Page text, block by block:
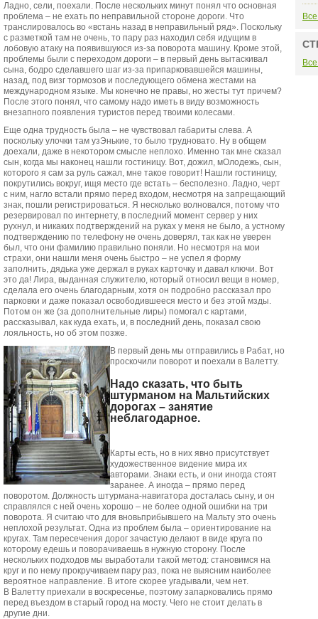
Ладно, сели, поехали. После нескольких минут понял что основная
проблема – не ехать по неправильной стороне дороги. Что
транслировалось во «встань назад в неправильный ряд». Поскольку
с разметкой там не очень, то пару раз находил себя идущим в
лобовую атаку на появившуюся из-за поворота машину. Кроме этой,
проблемы были с переходом дороги – в первый день вытаскивал
сына, бодро сделавшего шаг из-за припарковавшейся машины,
назад, под визг тормозов и последующего обмена жестами на
международном языке. Мы конечно не правы, но жесты тут причем?
После этого понял, что самому надо иметь в виду возможность
внезапного появления туристов перед твоими колесами.
Еще одна трудность была – не чувствовал габариты слева. А
поскольку улочки там узЭнькие, то было трудновато. Ну в общем
доехали, даже в некотором смысле неплохо. Именно так мне сказал
сын, когда мы наконец нашли гостиницу. Вот, дожил, мОлодежь, сын,
которого я сам за руль сажал, мне такое говорит! Нашли гостиницу,
покрутились вокруг, ищя место где встать – бесполезно. Ладно, черт
с ним, нагло встали прямо перед входом, несмотря на запрещающий
знак, пошли регистрироваться. Я несколько волновался, потому что
резервировал по интернету, в последний момент сервер у них
рухнул, и никаких подтверждений на руках у меня не было, а устному
подтверждению по телефону не очень доверял, так как не уверен
был, что они фамилию правильно поняли. Но несмотря на мои
страхи, они нашли меня очень быстро – не успел я форму
заполнить, дядька уже держал в руках карточку и давал ключи. Вот
это да! Лира, выданная служителю, который относил вещи в номер,
сделала его очень благодарным, хотя он подробно рассказал про
парковки и даже показал освободившееся место и без этой мзды.
Потом он же (за дополнительные лиры) помогал с картами,
рассказывал, как куда ехать, и, в последний день, показал свою
лояльность, но об этом позже.
В первый день мы отправились в Рабат, но
проскочили поворот и поехали в Валетту.
Надо сказать, что быть
штурманом на Мальтийских
дорогах – занятие
неблагодарное.
Карты есть, но в них явно присутствует
художественное видение мира их
авторами. Знаки есть, и они иногда стоят
заранее. А иногда – прямо перед
поворотом. Должность штурмана-навигатора досталась сыну, и он
справлялся с ней очень хорошо – не более одной ошибки на три
поворота. Я считаю что для вновьприбывшего на Мальту это очень
неплохой результат. Одна из проблем была – ориентирование на
кругах. Там пересечения дорог зачастую делают в виде круга по
которому едешь и поворачиваешь в нужную сторону. После
нескольких подходов мы выработали такой метод: становимся на
круг и по нему прокручиваем пару раз, пока не выясним наиболее
вероятное направление. В итоге скорее угадывали, чем нет.
В Валетту приехали в воскресенье, поэтому запарковались прямо
перед въездом в старый город на мосту. Чего не стоит делать в
другие дни.